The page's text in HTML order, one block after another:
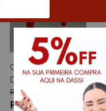
CALÇA LEGGING
DASSI
R$ 39,99
R$ 19,99